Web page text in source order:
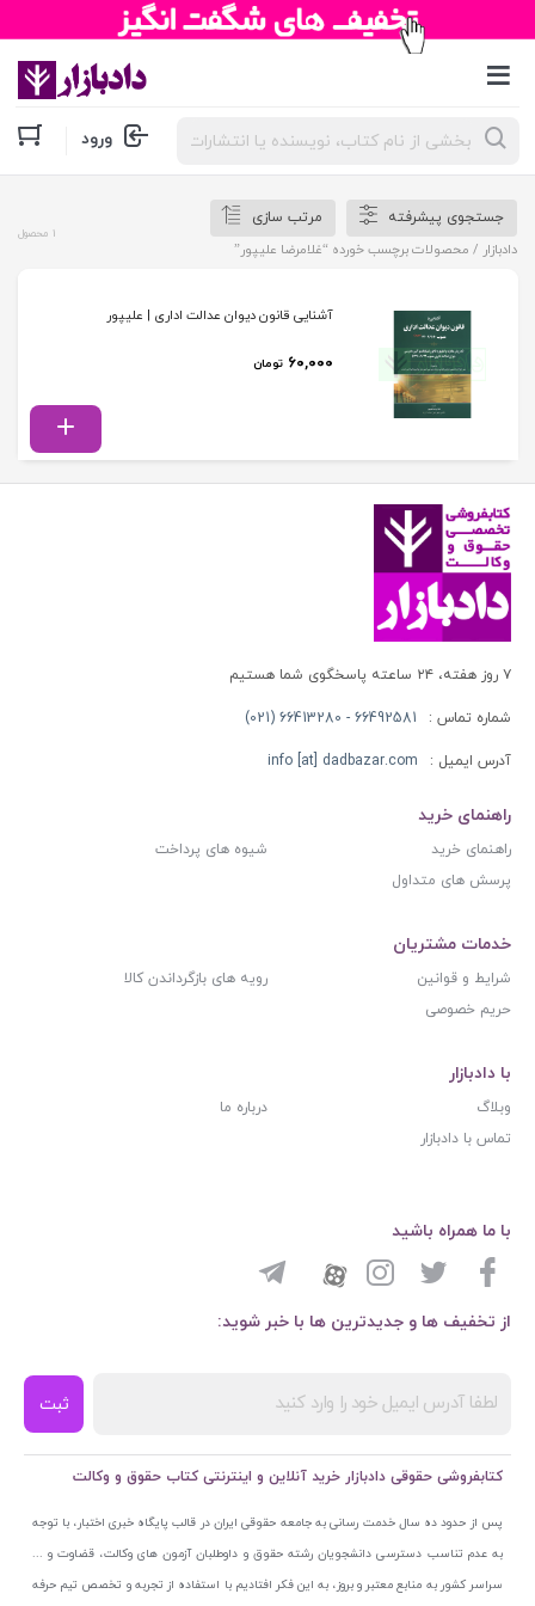
جستجوی
محصولات ورود
جستجوی پیشرفته
مرتب سازی
دادبازار / محصولات برچسب خورده “غلامرضا علیپور”
1 محصول
آشنایی قانون دیوان عدالت اداری | علیپور
۶۰,۰۰۰ تومان
۷ روز هفته، ۲۴ ساعته پاسخگوی شما هستیم
شماره تماس : 66492581 - 66413280 (021)
آدرس ایمیل : info [at] dadbazar.com
راهنمای خرید
راهنمای خرید
شیوه های پرداخت
پرسش های متداول
خدمات مشتریان
شرایط و قوانین
رویه های بازگرداندن کالا
حریم خصوصی
با دادبازار
وبلاگ
درباره ما
تماس با دادبازار
از تخفیف ها و جدیدترین ها با خبر شوید:
ثبت
با ما همراه باشید
کتابفروشی حقوقی دادبازار خرید آنلاین و اینترنتی کتاب حقوق و وکالت
پس از حدود ده سال خدمت رسانی به جامعه حقوقی ایران در قالب پایگاه خبری اختبار، با توجه
به عدم تناسب دسترسی دانشجویان رشته حقوق و داوطلبان آزمون های وکالت، قضاوت و ...
سراسر کشور به منابع معتبر و بروز، به این فکر افتادیم با استفاده از تجربه و تخصص تیم حرفه